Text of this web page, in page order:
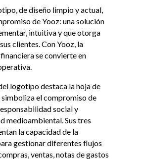
de diseño limpio y actual,
de Yooz: una solución
intuitiva y que otorga
clientes. Con Yooz, la
se convierte en
logotipo destaca la hoja de
simboliza el compromiso de
social y
medioambiental. Sus tres
la capacidad de la
gestionar diferentes flujos
ventas, notas de gastos